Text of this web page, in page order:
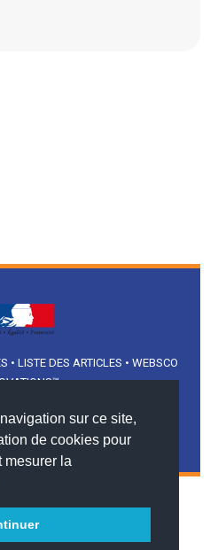
sur ce site,
de cookies pour
mesurer la
• LISTE DES ARTICLES • WEBSCO